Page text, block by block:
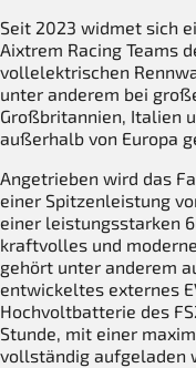
Seit 2023 widmet sich
Aixtrem Racing Teams
vollelektrischen
unter anderem bei
Großbritannien, Italien
außerhalb von Europa
Angetrieben wird das
einer Spitzenleistung
einer leistungsstarken
kraftvolles und
gehört unter anderem
entwickeltes externes
Hochvoltbatterie des
Stunde, mit einer
vollständig aufgeladen